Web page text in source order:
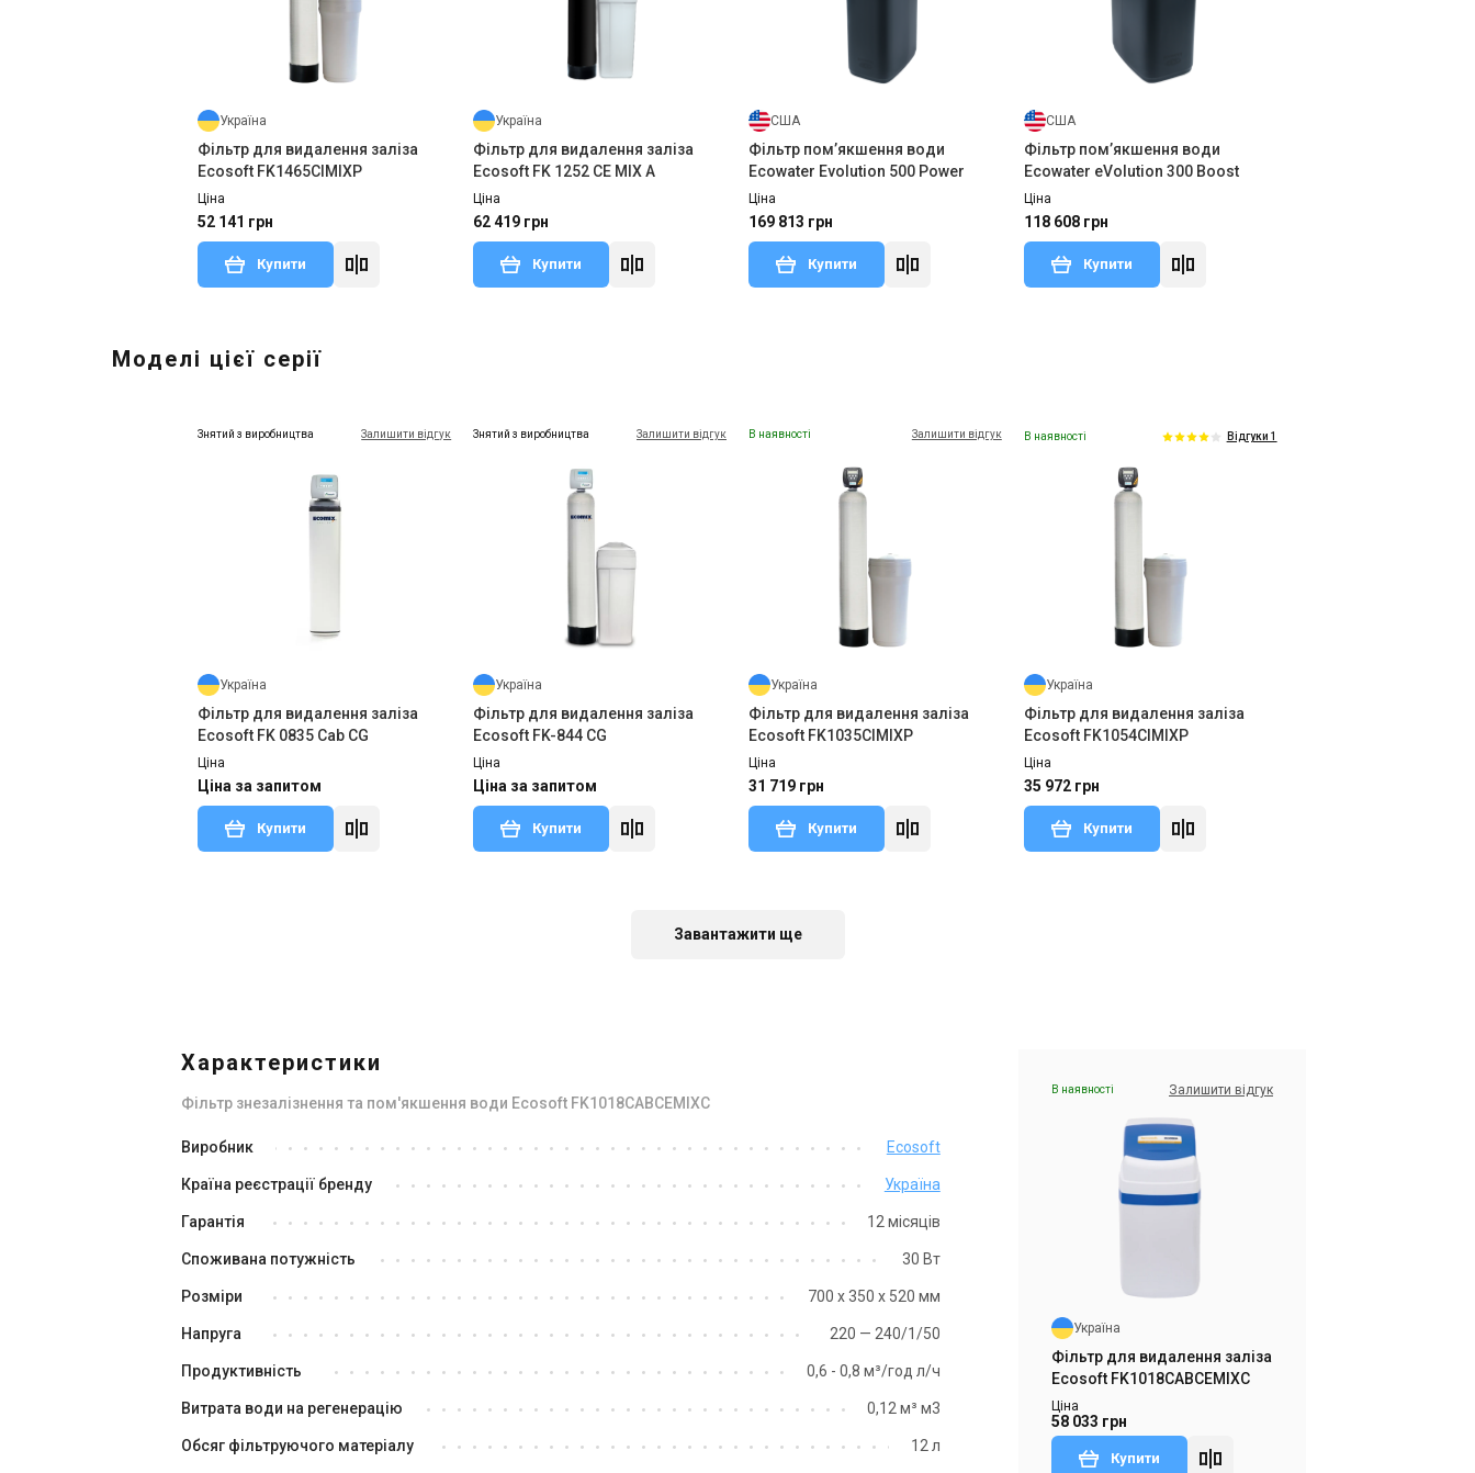
Україна
Фільтр для видалення заліза
Ecosoft FK1465CIMIXP
Ціна
52 141 грн
Купити
Україна
Фільтр для видалення заліза
Ecosoft FK 1252 CE MIX A
Ціна
62 419 грн
Купити
США
Фільтр пом’якшення води
Ecowater Evolution 500 Power
Ціна
169 813 грн
Купити
США
Фільтр пом’якшення води
Ecowater eVolution 300 Boost
Ціна
118 608 грн
Купити
Моделі цієї серії
Знятий з виробництва Залишити відгук
Україна
Фільтр для видалення заліза
Ecosoft FK 0835 Сab CG
Ціна
Ціна за запитом
Купити
Знятий з виробництва Залишити відгук
Україна
Фільтр для видалення заліза
Ecosoft FK-844 CG
Ціна
Ціна за запитом
Купити
В наявності Залишити відгук
Україна
Фільтр для видалення заліза
Ecosoft FK1035CIMIXP
Ціна
31 719 грн
Купити
В наявності Відгуки 1
Україна
Фільтр для видалення заліза
Ecosoft FK1054CIMIXP
Ціна
35 972 грн
Купити
Ecosoft FK1252CIMIXP
41 465 грн
Ecosoft FK1354CIMIXP
Ecosoft FK1465CIMIXP
Фільтр для видалення заліза
Ecosoft FK1665CIMIXP
В наявності Залишити відгук В наявності Залишити відгук В наявності Залишити відгук Знятий з виробництва
Завантажити ще
Характеристики
Фільтр знезалізнення та пом'якшення води Ecosoft FK1018CABCEMIXC
Виробник Ecosoft
Країна реєстрації бренду Україна
Гарантія 12 місяців
Споживана потужність 30 Вт
Розміри 700 х 350 х 520 мм
Напруга 220 — 240/1/50
Продуктивність 0,6 - 0,8 м³/год л/ч
Витрата води на регенерацію 0,12 м³ м3
Обсяг фільтруючого матеріалу 12 л
В наявності Залишити відгук
Україна
Фільтр для видалення заліза
Ecosoft FK1018CABCEMIXC
Ціна
58 033 грн
Купити